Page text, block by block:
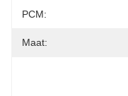
PCM:
Maat: